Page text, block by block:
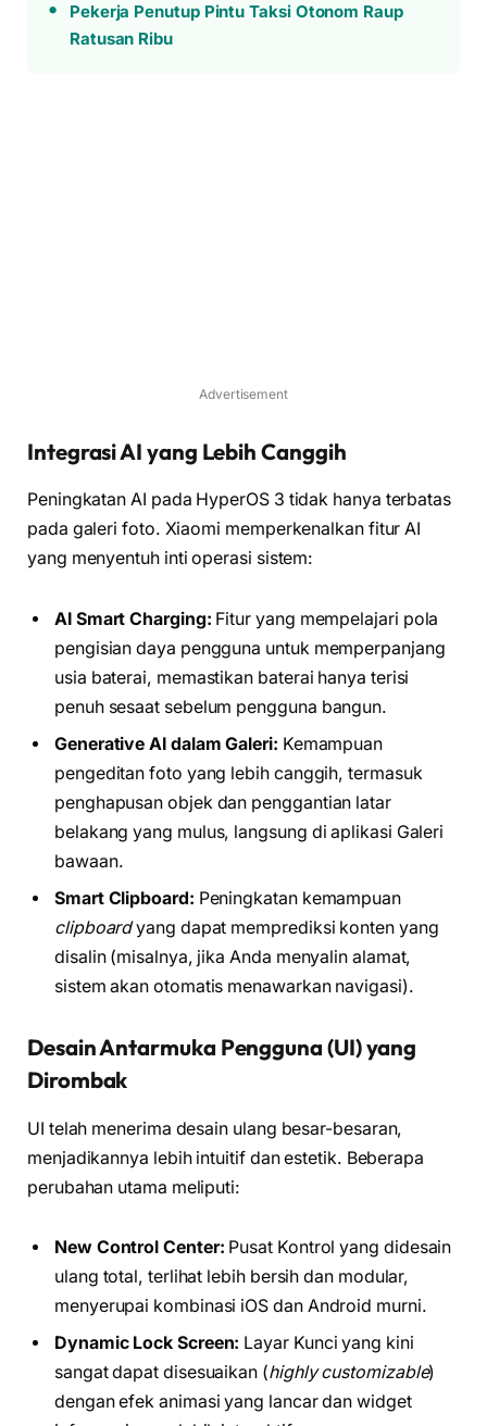
Pekerja Penutup Pintu Taksi Otonom Raup
Ratusan Ribu
Advertisement
Integrasi AI yang Lebih Canggih
Peningkatan AI pada HyperOS 3 tidak hanya terbatas
pada galeri foto. Xiaomi memperkenalkan fitur AI
yang menyentuh inti operasi sistem:
AI Smart Charging: Fitur yang mempelajari pola
pengisian daya pengguna untuk memperpanjang
usia baterai, memastikan baterai hanya terisi
penuh sesaat sebelum pengguna bangun.
Generative AI dalam Galeri: Kemampuan
pengeditan foto yang lebih canggih, termasuk
penghapusan objek dan penggantian latar
belakang yang mulus, langsung di aplikasi Galeri
bawaan.
Smart Clipboard: Peningkatan kemampuan
clipboardyang dapat memprediksi konten yang
disalin (misalnya, jika Anda menyalin alamat,
sistem akan otomatis menawarkan navigasi).
Desain Antarmuka Pengguna (UI) yang
Dirombak
UI telah menerima desain ulang besar-besaran,
menjadikannya lebih intuitif dan estetik. Beberapa
perubahan utama meliputi:
New Control Center: Pusat Kontrol yang didesain
ulang total, terlihat lebih bersih dan modular,
menyerupai kombinasi iOS dan Android murni.
Dynamic Lock Screen: Layar Kunci yang kini
sangat dapat disesuaikan (highly customizable)
dengan efek animasi yang lancar dan widget